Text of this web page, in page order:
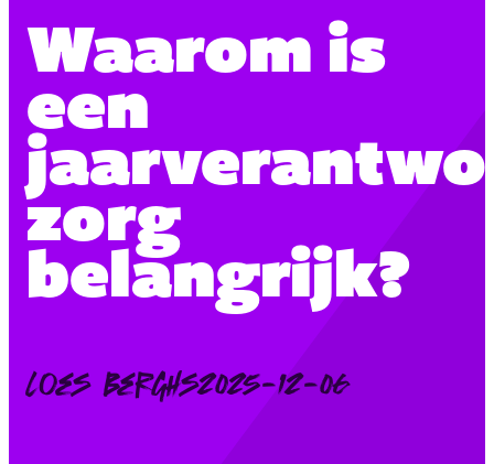
Waarom is
een
zorg
belangrijk?
Posted
Loes Berghs2025-12-06